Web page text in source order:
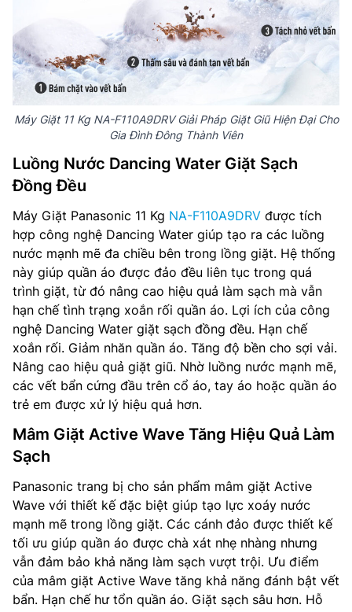
Máy Giặt 11 Kg NA-F110A9DRV Giải Pháp Giặt Giũ Hiện Đại Cho
Gia Đình Đông Thành Viên
Luồng Nước Dancing Water Giặt Sạch
Đồng Đều
Máy Giặt Panasonic 11 Kg NA-F110A9DRV được tích
hợp công nghệ Dancing Water giúp tạo ra các luồng
nước mạnh mẽ đa chiều bên trong lồng giặt. Hệ thống
này giúp quần áo được đảo đều liên tục trong quá
trình giặt, từ đó nâng cao hiệu quả làm sạch mà vẫn
hạn chế tình trạng xoắn rối quần áo. Lợi ích của công
nghệ Dancing Water giặt sạch đồng đều. Hạn chế
xoắn rối. Giảm nhăn quần áo. Tăng độ bền cho sợi vải.
Nâng cao hiệu quả giặt giũ. Nhờ luồng nước mạnh mẽ,
các vết bẩn cứng đầu trên cổ áo, tay áo hoặc quần áo
trẻ em được xử lý hiệu quả hơn.
Mâm Giặt Active Wave Tăng Hiệu Quả Làm
Sạch
Panasonic trang bị cho sản phẩm mâm giặt Active
Wave với thiết kế đặc biệt giúp tạo lực xoáy nước
mạnh mẽ trong lồng giặt. Các cánh đảo được thiết kế
tối ưu giúp quần áo được chà xát nhẹ nhàng nhưng
vẫn đảm bảo khả năng làm sạch vượt trội. Ưu điểm
của mâm giặt Active Wave tăng khả năng đánh bật vết
bẩn. Hạn chế hư tổn quần áo. Giặt sạch sâu hơn. Hỗ